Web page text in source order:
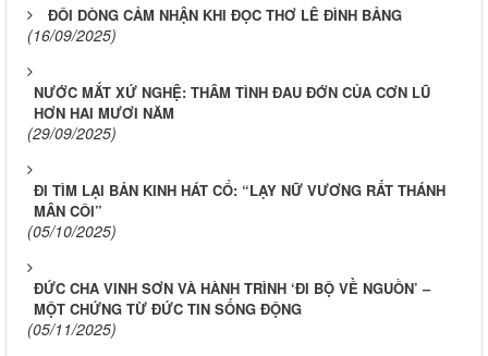
ĐÔI DÒNG CẢM NHẬN KHI ĐỌC THƠ LÊ ĐÌNH BẢNG
(16/09/2025)
NƯỚC MẮT XỨ NGHỆ: THÂM TÌNH ĐAU ĐỚN CỦA CƠN LŨ
HƠN HAI MƯƠI NĂM
(29/09/2025)
ĐI TÌM LẠI BẢN KINH HÁT CỔ: “LẠY NỮ VƯƠNG RẤT THÁNH
MÂN CÔI”
(05/10/2025)
ĐỨC CHA VINH SƠN VÀ HÀNH TRÌNH ‘ĐI BỘ VỀ NGUỒN’ –
MỘT CHỨNG TỪ ĐỨC TIN SỐNG ĐỘNG
(05/11/2025)